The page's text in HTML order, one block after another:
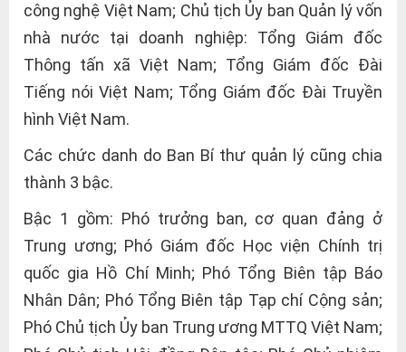
công nghệ Việt Nam; Chủ tịch Ủy ban Quản lý vốn
nhà nước tại doanh nghiệp: Tổng Giám đốc
Thông tấn xã Việt Nam; Tổng Giám đốc Đài
Tiếng nói Việt Nam; Tổng Giám đốc Đài Truyền
hình Việt Nam.
Các chức danh do Ban Bí thư quản lý cũng chia
thành 3 bậc.
Bậc 1 gồm: Phó trưởng ban, cơ quan đảng ở
Trung ương; Phó Giám đốc Học viện Chính trị
quốc gia Hồ Chí Minh; Phó Tổng Biên tập Báo
Nhân Dân; Phó Tổng Biên tập Tạp chí Cộng sản;
Phó Chủ tịch Ủy ban Trung ương MTTQ Việt Nam;